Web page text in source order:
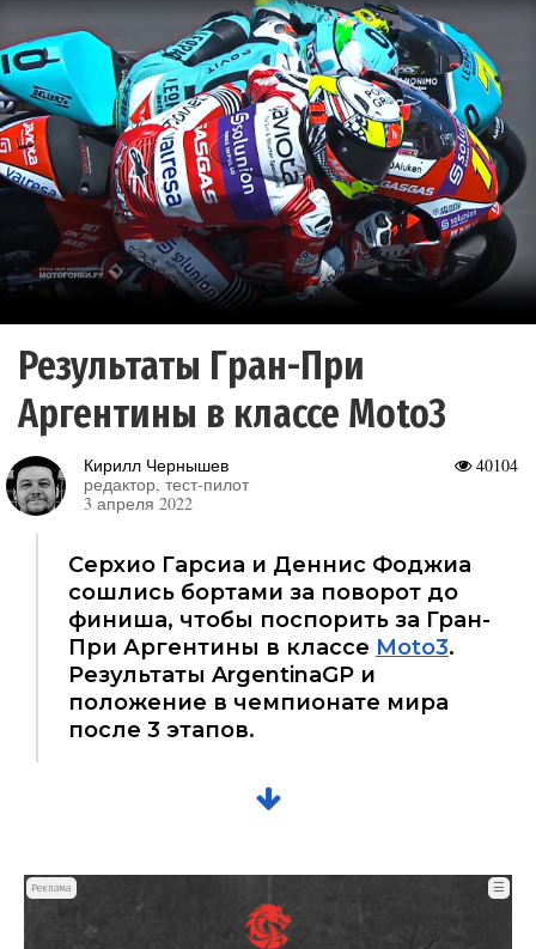
Результаты Гран-При
Аргентины в классе Moto3
40104
Кирилл Чернышев
редактор, тест-пилот
3 апреля 2022
Серхио Гарсиа и Деннис Фоджиа
сошлись бортами за поворот до
финиша, чтобы поспорить за Гран-
При Аргентины в классе Moto3.
Результаты ArgentinaGP и
положение в чемпионате мира
после 3 этапов.
Реклама ☰